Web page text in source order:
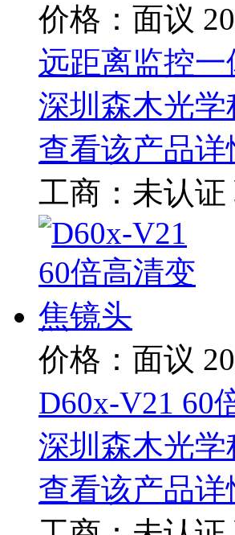
价格：面议
远距离监控
深圳森木光
查看该产品详
工商： 未认证
价格：面议
D60x-V21 60
深圳森木光
查看该产品详